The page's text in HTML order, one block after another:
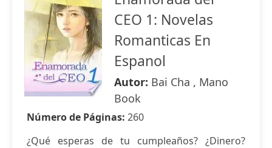
CEO 1: Novelas
Romanticas En
Espanol
Autor: Bai Cha , Mano
Book
Número de Páginas: 260
¿Qué esperas de tu cumpleaños? ¿Dinero?